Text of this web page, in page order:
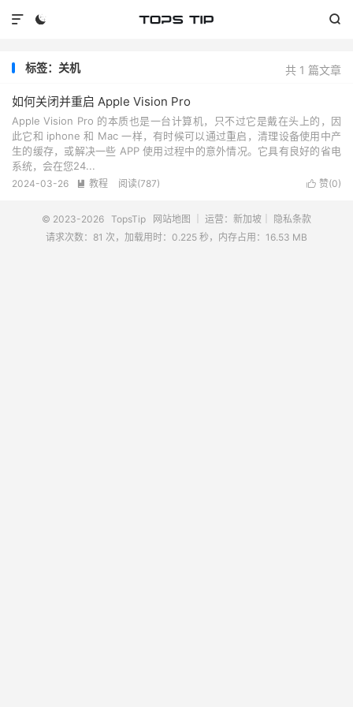
 

共 1 篇文章
标签：关机
如何关闭并重启 Apple Vision Pro
Apple Vision Pro 的本质也是一台计算机，只不过它是戴在头上的，因
此它和 iphone 和 Mac 一样，有时候可以通过重启，清理设备使用中产
生的缓存，或解决一些 APP 使用过程中的意外情况。它具有良好的省电
系统，会在您24...
 赞(0)
2024-03-26  教程 阅读(787)
© 2023-2026 TopsTip 网站地图 ｜ 运营：新加坡｜
隐私条款
请求次数：81 次，加载用时：0.225 秒，内存占用：16.53 MB